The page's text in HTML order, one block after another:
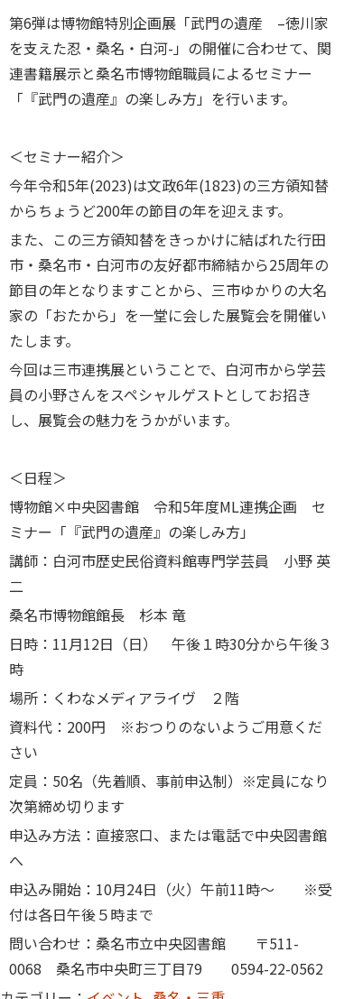
第6弾は博物館特別企画展「武門の遺産 –徳川家
を支えた忍・桑名・白河-」の開催に合わせて、関
連書籍展示と桑名市博物館職員によるセミナー
「『武門の遺産』の楽しみ方」を行います。
＜セミナー紹介＞
今年令和5年(2023)は文政6年(1823)の三方領知替
からちょうど200年の節目の年を迎えます。
また、この三方領知替をきっかけに結ばれた行田
市・桑名市・白河市の友好都市締結から25周年の
節目の年となりますことから、三市ゆかりの大名
家の「おたから」を一堂に会した展覧会を開催い
たします。
今回は三市連携展ということで、白河市から学芸
員の小野さんをスペシャルゲストとしてお招き
し、展覧会の魅力をうかがいます。
＜日程＞
博物館×中央図書館 令和5年度ML連携企画 セ
ミナー「『武門の遺産』の楽しみ方」
講師：白河市歴史民俗資料館専門学芸員 小野 英
二
桑名市博物館館長 杉本 竜
日時：11月12日（日） 午後１時30分から午後３
時
場所：くわなメディアライヴ ２階
資料代：200円 ※おつりのないようご用意くだ
さい
定員：50名（先着順、事前申込制）※定員になり
次第締め切ります
申込み方法：直接窓口、または電話で中央図書館
へ
申込み開始：10月24日（火）午前11時～ ※受
付は各日午後５時まで
問い合わせ：桑名市立中央図書館 〒511-
0068 桑名市中央町三丁目79 0594-22-0562